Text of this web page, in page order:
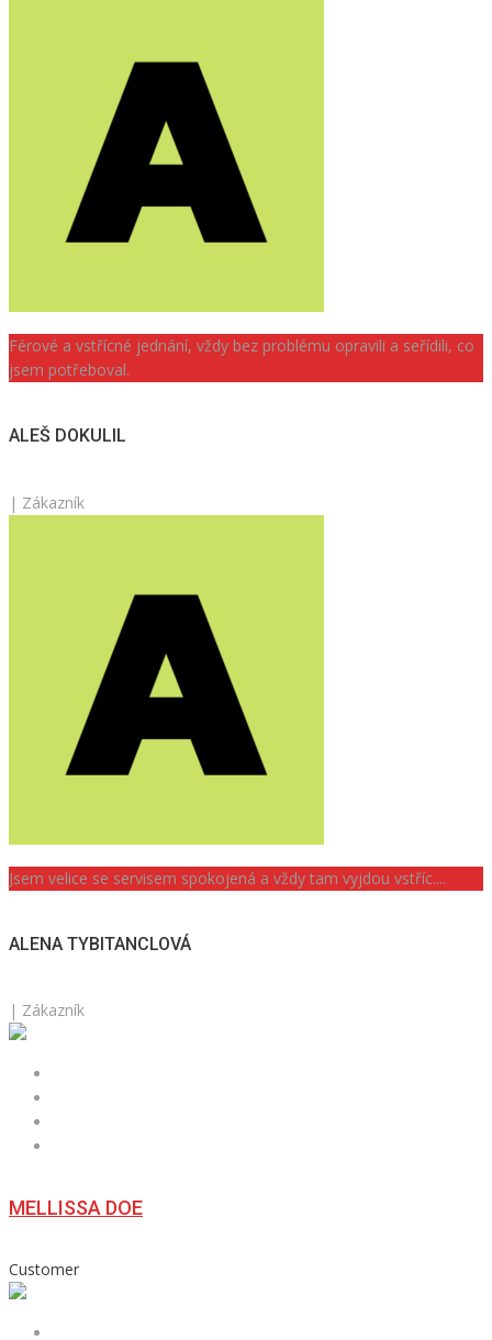
Férové a vstřícné jednání, vždy bez problému opravili a seřídili, co
jsem potřeboval.
ALEŠ DOKULIL
| Zákazník
Jsem velice se servisem spokojená a vždy tam vyjdou vstříc....
ALENA TYBITANCLOVÁ
| Zákazník
MELLISSA DOE
Customer